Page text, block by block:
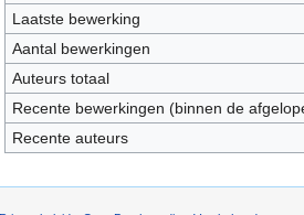
Laatste bewerking
Aantal bewerkingen
Auteurs totaal
Recente bewerkingen (binnen de
Recente auteurs